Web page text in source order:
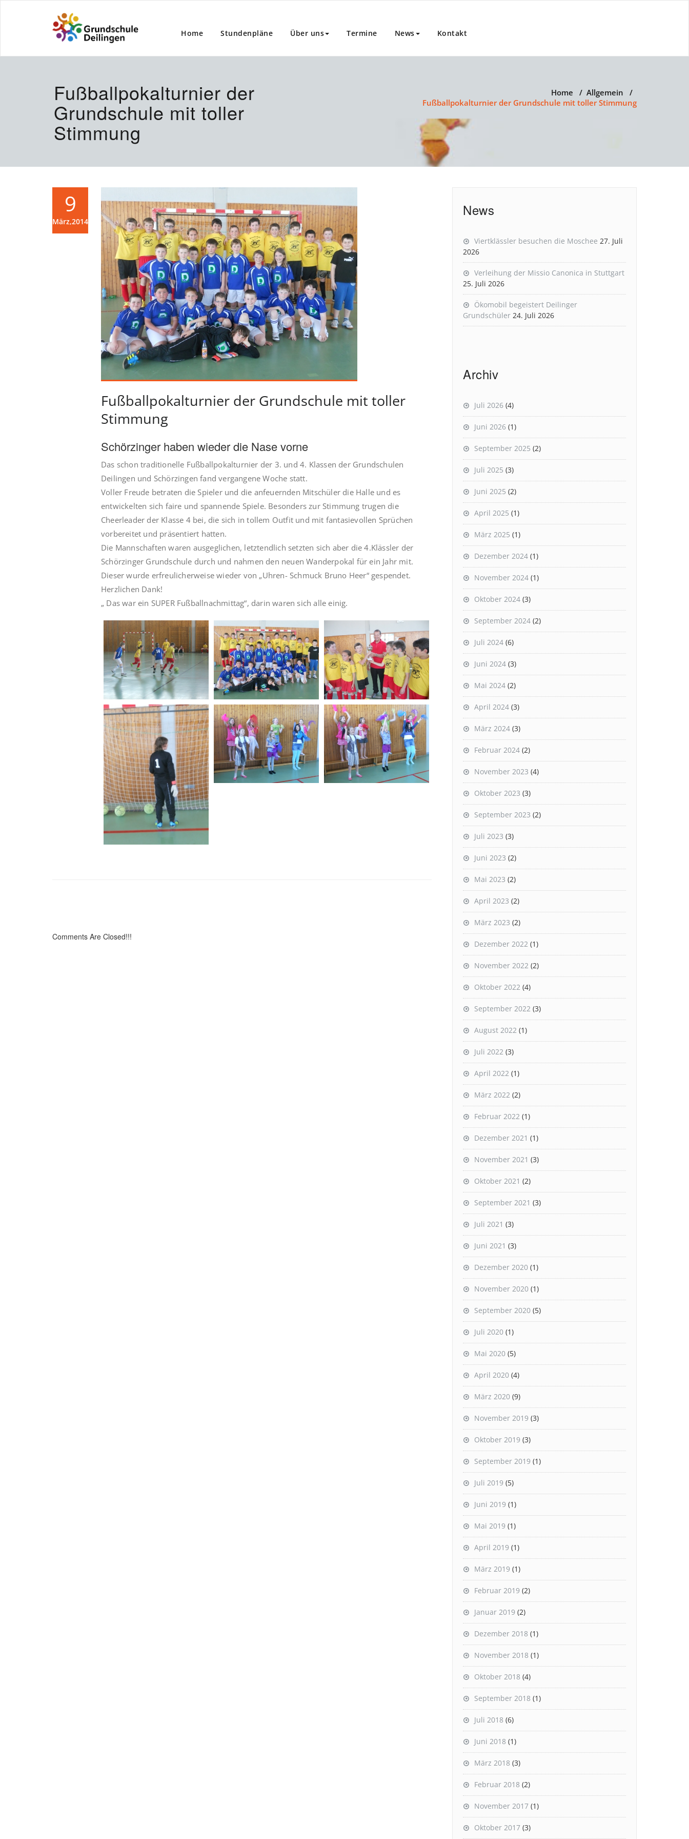
Home Stundenpläne Über uns Termine News Kontakt
Fußballpokalturnier der
Grundschule mit toller
Stimmung
Home / Allgemein /
Fußballpokalturnier der Grundschule mit toller Stimmung
9
März,2014
Fußballpokalturnier der Grundschule mit toller
Stimmung
Schörzinger haben wieder die Nase vorne
Das schon traditionelle Fußballpokalturnier der 3. und 4. Klassen der Grundschulen
Deilingen und Schörzingen fand vergangene Woche statt.
Voller Freude betraten die Spieler und die anfeuernden Mitschüler die Halle und es
entwickelten sich faire und spannende Spiele. Besonders zur Stimmung trugen die
Cheerleader der Klasse 4 bei, die sich in tollem Outfit und mit fantasievollen Sprüchen
vorbereitet und präsentiert hatten.
Die Mannschaften waren ausgeglichen, letztendlich setzten sich aber die 4.Klässler der
Schörzinger Grundschule durch und nahmen den neuen Wanderpokal für ein Jahr mit.
Dieser wurde erfreulicherweise wieder von „Uhren- Schmuck Bruno Heer“ gespendet.
Herzlichen Dank!
„ Das war ein SUPER Fußballnachmittag“, darin waren sich alle einig.
Comments Are Closed!!!
News
Viertklässler besuchen die Moschee 27. Juli
2026
Verleihung der Missio Canonica in Stuttgart
25. Juli 2026
Ökomobil begeistert Deilinger
Grundschüler 24. Juli 2026
Archiv
Juli 2026 (4)
Juni 2026 (1)
September 2025 (2)
Juli 2025 (3)
Juni 2025 (2)
April 2025 (1)
März 2025 (1)
Dezember 2024 (1)
November 2024 (1)
Oktober 2024 (3)
September 2024 (2)
Juli 2024 (6)
Juni 2024 (3)
Mai 2024 (2)
April 2024 (3)
März 2024 (3)
Februar 2024 (2)
November 2023 (4)
Oktober 2023 (3)
September 2023 (2)
Juli 2023 (3)
Juni 2023 (2)
Mai 2023 (2)
April 2023 (2)
März 2023 (2)
Dezember 2022 (1)
November 2022 (2)
Oktober 2022 (4)
September 2022 (3)
August 2022 (1)
Juli 2022 (3)
April 2022 (1)
März 2022 (2)
Februar 2022 (1)
Dezember 2021 (1)
November 2021 (3)
Oktober 2021 (2)
September 2021 (3)
Juli 2021 (3)
Juni 2021 (3)
Dezember 2020 (1)
November 2020 (1)
September 2020 (5)
Juli 2020 (1)
Mai 2020 (5)
April 2020 (4)
März 2020 (9)
November 2019 (3)
Oktober 2019 (3)
September 2019 (1)
Juli 2019 (5)
Juni 2019 (1)
Mai 2019 (1)
April 2019 (1)
März 2019 (1)
Februar 2019 (2)
Januar 2019 (2)
Dezember 2018 (1)
November 2018 (1)
Oktober 2018 (4)
September 2018 (1)
Juli 2018 (6)
Juni 2018 (1)
März 2018 (3)
Februar 2018 (2)
November 2017 (1)
Oktober 2017 (3)